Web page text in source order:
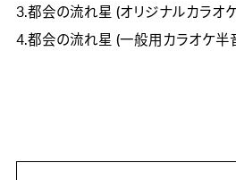
3.都会の流れ星 (オリジナルカラオ
4.都会の流れ星 (一般用カラオケ半